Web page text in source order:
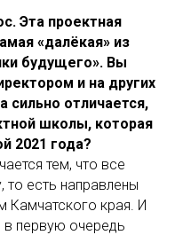
Эта проектная
«далëкая» из
будущего». Вы
и на других
сильно отличается,
школы, которая
2021 года?
тем, что все
то есть направлены
Камчатского края. И
первую очередь